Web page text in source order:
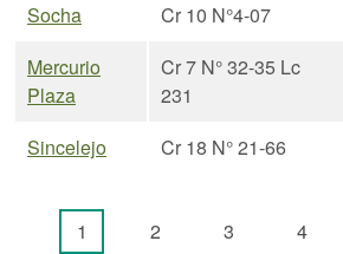
Socha
Cr 10 N°4-07
Mercurio
Plaza
Cr 7 N° 32-35 Lc
231
Sincelejo
Cr 18 N° 21-66
PaginaciónPágina actual
1 Página
2 Página
3 Página
4